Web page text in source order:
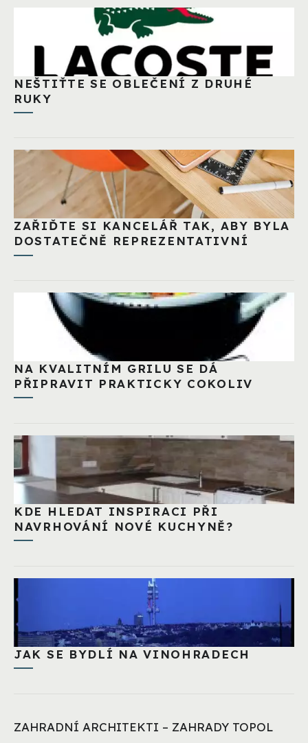
NEŠTIŤTE SE OBLEČENÍ Z DRUHÉ
RUKY
ZAŘIĎTE SI KANCELÁŘ TAK, ABY BYLA
DOSTATEČNĚ REPREZENTATIVNÍ
NA KVALITNÍM GRILU SE DÁ
PŘIPRAVIT PRAKTICKY COKOLIV
KDE HLEDAT INSPIRACI PŘI
NAVRHOVÁNÍ NOVÉ KUCHYNĚ?
JAK SE BYDLÍ NA VINOHRADECH
ZAHRADNÍ ARCHITEKTI – ZAHRADY TOPOL